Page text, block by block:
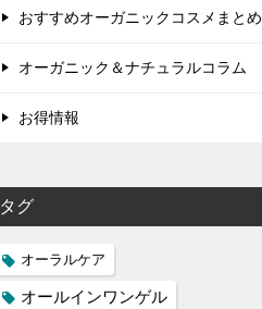
おすすめオーガニックコスメまとめ
オーガニック＆ナチュラルコラム
お得情報
タグ
オーラルケア
オールインワンゲル